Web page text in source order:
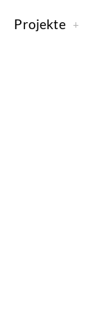
Projekte